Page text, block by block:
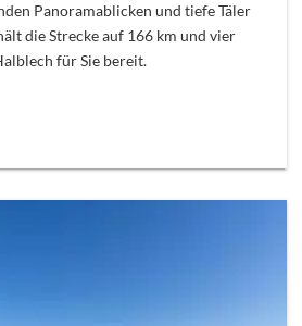
Panoramablicken und tiefe Täler
die Strecke auf 166 km und vier
für Sie bereit.